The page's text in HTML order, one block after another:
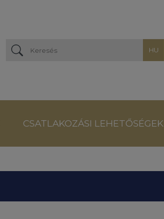
HU
CSATLAKOZÁSI LEHETŐSÉGEK